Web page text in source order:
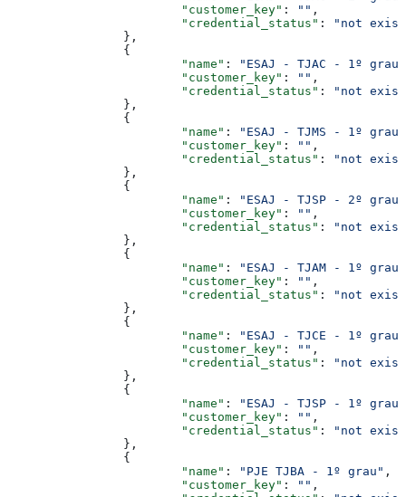
			"customer_key"
: "" ,
			"credential_status"
:
"not
		},
		{
			"name"
:
"ESAJ - TJAC - 1º grau"
			"customer_key"
: "" ,
			"credential_status"
:
"not
		},
		{
			"name"
:
"ESAJ - TJMS - 1º grau"
			"customer_key"
: "" ,
			"credential_status"
:
"not
		},
		{
			"name"
:
"ESAJ - TJSP - 2º grau"
			"customer_key"
: "" ,
			"credential_status"
:
"not
		},
		{
			"name"
:
"ESAJ - TJAM - 1º grau"
			"customer_key"
: "" ,
			"credential_status"
:
"not
		},
		{
			"name"
:
"ESAJ - TJCE - 1º grau"
			"customer_key"
: "" ,
			"credential_status"
:
"not
		},
		{
			"name"
:
"ESAJ - TJSP - 1º grau"
			"customer_key"
: "" ,
			"credential_status"
:
"not
		},
		{
			"name"
: "PJE TJBA - 1º grau" ,
			"customer_key"
: "" ,